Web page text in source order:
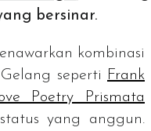
bersinar.
kombinasi
seperti Frank
Poetry Prismata
yang anggun.